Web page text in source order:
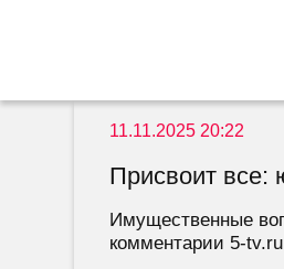
11.11.2025 20:22
Присвоит все:
Имущественные
комментарии 5-